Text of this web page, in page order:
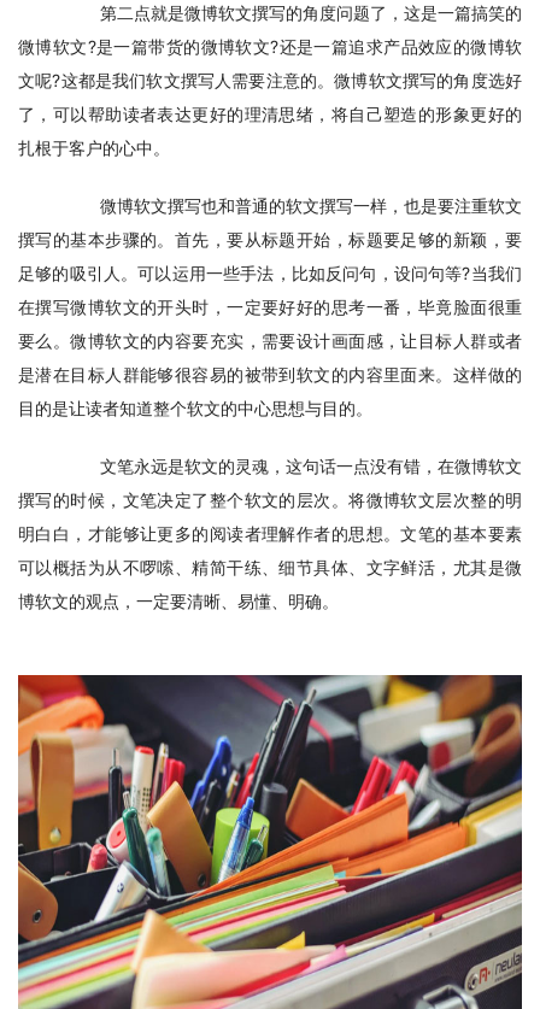
第二点就是微博软文撰写的角度问题了，这是一篇搞笑的
微博软文?是一篇带货的微博软文?还是一篇追求产品效应的微博软
文呢?这都是我们软文撰写人需要注意的。微博软文撰写的角度选好
了，可以帮助读者表达更好的理清思绪，将自己塑造的形象更好的
扎根于客户的心中。
微博软文撰写也和普通的软文撰写一样，也是要注重软文
撰写的基本步骤的。首先，要从标题开始，标题要足够的新颖，要
足够的吸引人。可以运用一些手法，比如反问句，设问句等?当我们
在撰写微博软文的开头时，一定要好好的思考一番，毕竟脸面很重
要么。微博软文的内容要充实，需要设计画面感，让目标人群或者
是潜在目标人群能够很容易的被带到软文的内容里面来。这样做的
目的是让读者知道整个软文的中心思想与目的。
文笔永远是软文的灵魂，这句话一点没有错，在微博软文
撰写的时候，文笔决定了整个软文的层次。将微博软文层次整的明
明白白，才能够让更多的阅读者理解作者的思想。文笔的基本要素
可以概括为从不啰嗦、精简干练、细节具体、文字鲜活，尤其是微
博软文的观点，一定要清晰、易懂、明确。